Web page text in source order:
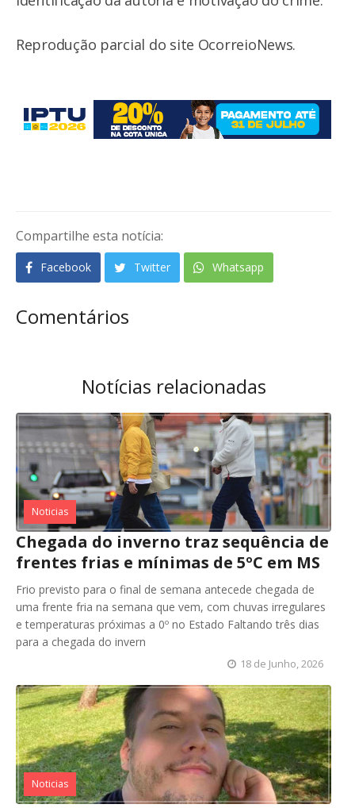
Reprodução parcial do site OcorreioNews.
Compartilhe esta notícia:
Facebook Twitter Whatsapp
Comentários
Notícias relacionadas
Noticias
Chegada do inverno traz sequência de
frentes frias e mínimas de 5ºC em MS
Frio previsto para o final de semana antecede chegada de
uma frente fria na semana que vem, com chuvas irregulares
e temperaturas próximas a 0º no Estado Faltando três dias
para a chegada do invern
18 de Junho, 2026
Noticias